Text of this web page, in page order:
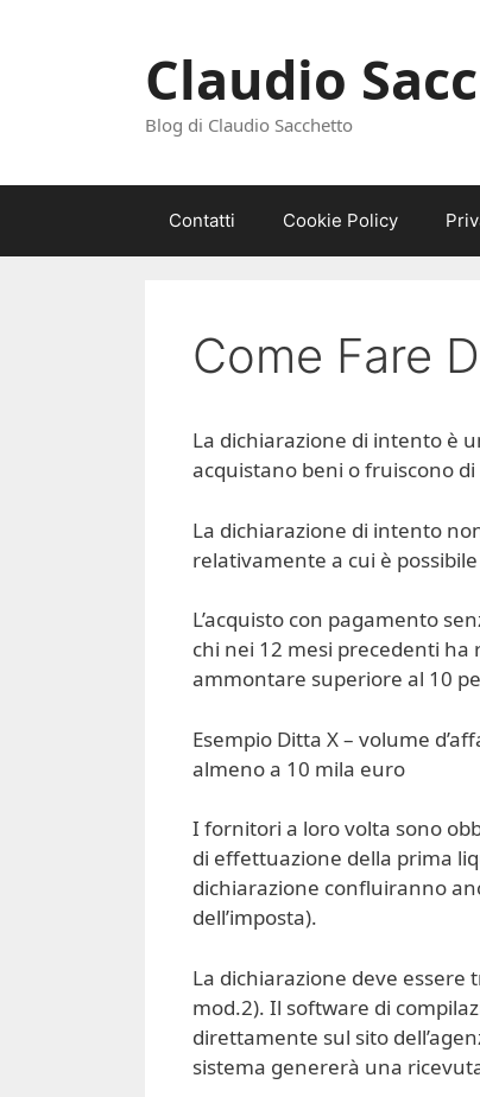
Claudio
Blog di Claudio Sacchetto
Contatti Cookie Policy
Come Fare
La dichiarazione di intento è
acquistano beni o fruiscono
La dichiarazione di intento
relativamente a cui è
L’acquisto con pagamento
chi nei 12 mesi precedenti
ammontare superiore al 10
Esempio Ditta X – volume
almeno a 10 mila euro
I fornitori a loro volta sono
di effettuazione della prima
dichiarazione confluiranno
dell’imposta).
La dichiarazione deve essere
mod.2). Il software di
direttamente sul sito
sistema genererà una